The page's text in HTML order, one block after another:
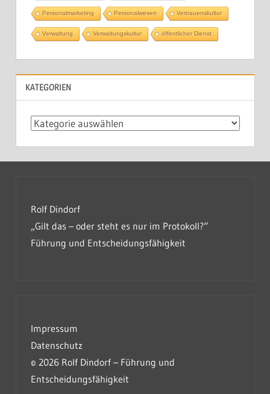
Personalmarketing Personalwesen Vertrauenskultur
Verwaltung Verwaltungskultur öffentlicher Dienst
KATEGORIEN
Kategorien
Rolf Dindorf
„Gilt das – oder steht es nur im Protokoll?“
Führung und Entscheidungsfähigkeit
Impressum
Datenschutz
© 2026 Rolf Dindorf – Führung und
Entscheidungsfähigkeit